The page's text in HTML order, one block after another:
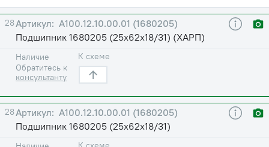
28
А100.12.10.00.01 (1680205)
Подшипник 1680205 (25х62х18/31) (ХАРП)
Наличие
Обратитесь к
консультанту
К схеме
28
А100.12.10.00.01 (1680205)
Подшипник 1680205 (25х62х18/31)